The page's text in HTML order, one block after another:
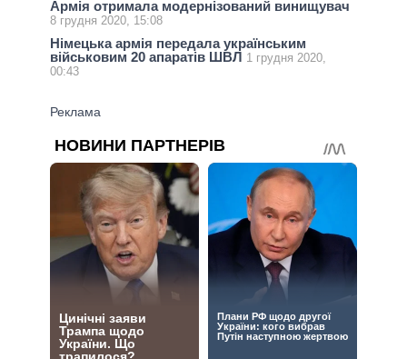
Армія отримала модернізований винищувач
8 грудня 2020, 15:08
Німецька армія передала українським
військовим 20 апаратів ШВЛ 1 грудня 2020,
00:43